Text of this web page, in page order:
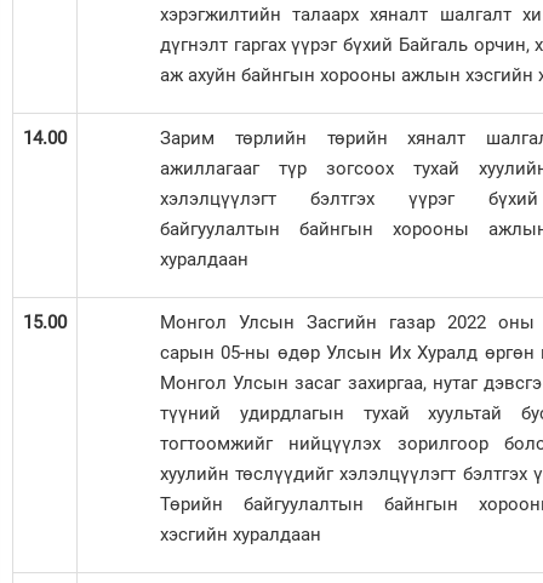
хэрэгжилтийн талаарх хяналт шалгалт
дүгнэлт гаргах үүрэг бүхий Байгаль орчин,
аж ахуйн байнгын хорооны ажлын хэсгийн
14.00
Зарим төрлийн төрийн хяналт
ажиллагааг түр зогсоох тухай
хэлэлцүүлэгт бэлтгэх үүрэг
байгуулалтын байнгын хорооны
хуралдаан
15.00
Монгол Улсын Засгийн газар 2022 оны
сарын 05-ны өдөр Улсын Их Хуралд өргөн
Монгол Улсын засаг захиргаа, нутаг
түүний удирдлагын тухай хуультай
тогтоомжийг нийцүүлэх зорилгоор
хуулийн төслүүдийг хэлэлцүүлэгт бэлтгэх
Төрийн байгуулалтын байнгын
хэсгийн хуралдаан